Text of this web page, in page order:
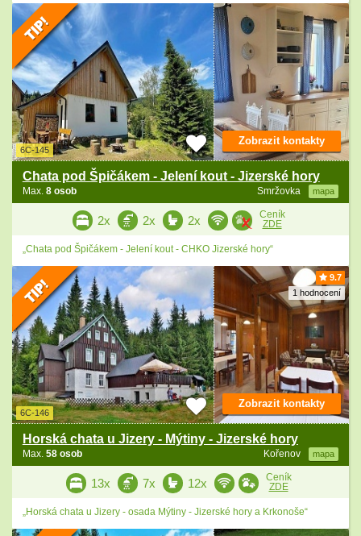
6C-145
Chata pod Špičákem - Jelení kout - Jizerské hory
Smržovka mapa
Max. 8 osob
Zobrazit kontakty
2x 2x 2x
Ceník
ZDE
„Chata pod Špičákem - Jelení kout - CHKO Jizerské hory“
9.7
1 hodnocení
6C-146
Horská chata u Jizery - Mýtiny - Jizerské hory
Kořenov mapa
Max. 58 osob
Zobrazit kontakty
13x 7x 12x
Ceník
ZDE
„Horská chata u Jizery - osada Mýtiny - Jizerské hory a Krkonoše“